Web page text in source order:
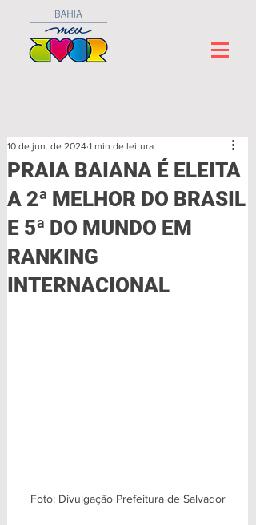
PRAIA BAIANA É ELEITA
A 2ª MELHOR DO BRASIL
E 5ª DO MUNDO EM
RANKING
INTERNACIONAL
10 de jun. de 2024 1 min de leitura
Foto: Divulgação Prefeitura de Salvador